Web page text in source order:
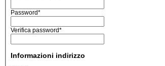
Password*
Verifica password*
Informazioni indirizzo